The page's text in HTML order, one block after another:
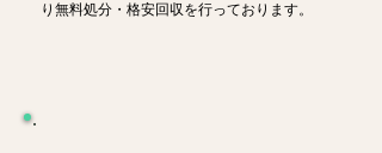
り無料処分・格安回収を行っております。